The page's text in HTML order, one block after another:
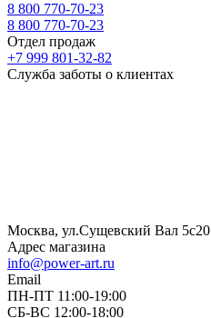
8 800 770-70-23
8 800 770-70-23
Отдел продаж
+7 999 801-32-82
Служба заботы о клиентах
Москва, ул.Сущевский Вал 5с20
Адрес магазина
info@power-art.ru
Email
ПН-ПТ 11:00-19:00
СБ-ВС 12:00-18:00